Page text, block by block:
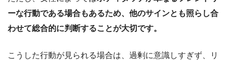
ーな行動である場合もあるため、他のサインとも照らし合
わせて総合的に判断することが大切です。
こうした行動が見られる場合は、過剰に意識しすぎず、リ